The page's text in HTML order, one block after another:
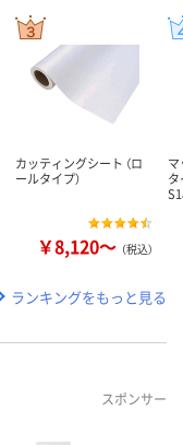
カッティングシート （ロ
ールタイプ）
￥8,120～ （税込）
ランキングをもっと見る
スポンサー